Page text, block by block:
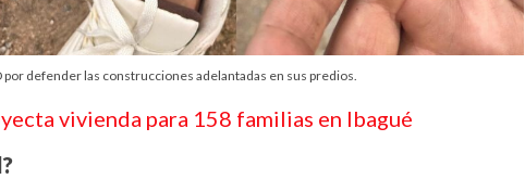
defender las construcciones adelantadas en sus predios.
vivienda para 158 familias en Ibagué